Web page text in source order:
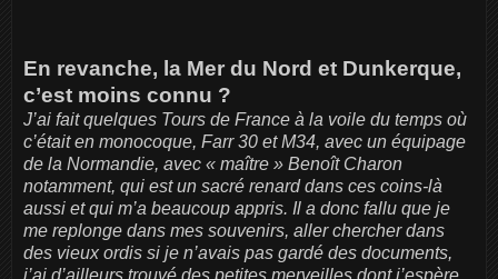
En revanche, la Mer du Nord et Dunkerque,
c’est moins connu ?
J’ai fait quelques Tours de France à la voile du temps où
c’était en monocoque, Farr 30 et M34, avec un équipage
de la Normandie, avec « maître » Benoît Charon
notamment, qui est un sacré renard dans ces coins-là
aussi et qui m’a beaucoup appris. Il a donc fallu que je
me replonge dans mes souvenirs, aller chercher dans
des vieux ordis si je n’avais pas gardé des documents,
j’ai d’ailleurs trouvé des petites merveilles dont j’espère